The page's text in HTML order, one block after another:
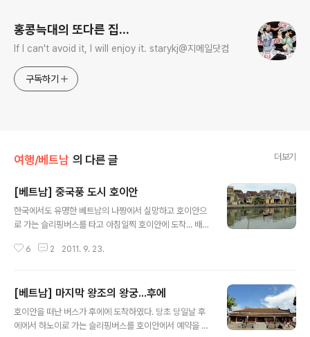
홍콩늑대의 또다른 집...
If I can't avoid it, I will enjoy it. starykj@지메일닷컴
구독하기
여행/베트남 의 다른 글 더보기
[베트남] 중국풍 도시 호이안
한국에서도 유명한 베트남의 나짱에서 실망하고 호이안으
로 가는 슬리핑버스를 타고 아침일찍 호이안에 도착... 배낭
고 하고 가격이 싸지도 않코 ㅠㅠ 몇번 왔다 갔다하다 미니
기위해... 목욕탕의자에 앉아 이름 모를 맛있는 국수로... 미
썬투어를 시작해서 유적지로... 나짱에서의 참파 유적지 뽀
나가 사원보다 크기는 한데 여기도 규모는... 같은 시간대에
6 2 2011. 9. 23.
[베트남] 마지막 왕조의 왕궁...후에
호이안을 떠난 버스가 후에에 도착하였다. 당초 당일날 후
에에서 하노이로 가는 슬리핑버스를 호이안에서 예약을 하